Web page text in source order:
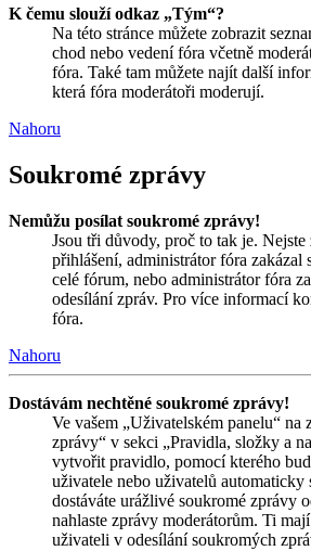
K čemu slouží odkaz „Tým“?
Na této stránce můžete zobrazit
chod nebo vedení fóra včetně
fóra. Také tam můžete najít další
která fóra moderátoři moderují.
Nahoru
Soukromé zprávy
Nemůžu posílat soukromé zprávy!
Jsou tři důvody, proč to tak je. Nejste
přihlášení, administrátor fóra zakázal
celé fórum, nebo administrátor fóra
odesílání zpráv. Pro více informací
fóra.
Nahoru
Dostávám nechtěné soukromé zprávy!
Ve vašem „Uživatelském panelu“ na
zprávy“ v sekci „Pravidla, složky a
vytvořit pravidlo, pomocí kterého
uživatele nebo uživatelů automaticky
dostáváte urážlivé soukromé zprávy
nahlaste zprávy moderátorům. Ti
uživateli v odesílání soukromých